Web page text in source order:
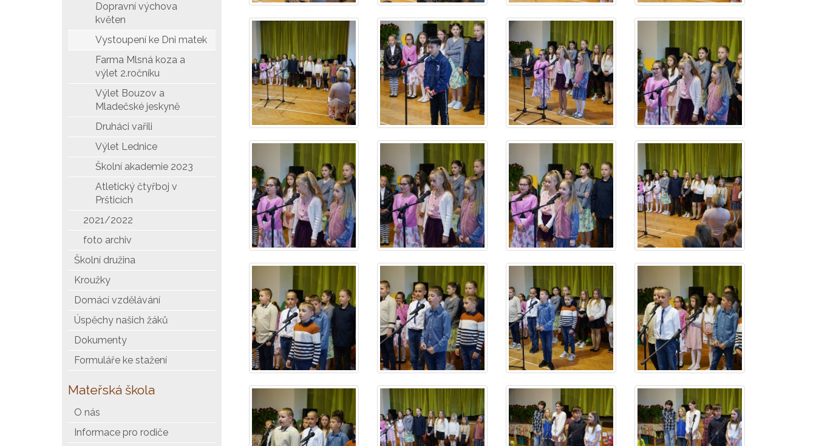
Dopravní výchova
květen
Vystoupení ke Dni matek
Farma Mlsná koza a
výlet 2.ročníku
Výlet Bouzov a
Mladečské jeskyně
Druháci vařili
Výlet Lednice
Školní akademie 2023
Atletický čtyřboj v
Pršticích
2021/2022
foto archiv
Školní družina
Kroužky
Domácí vzdělávání
Úspěchy našich žáků
Dokumenty
Formuláře ke stažení
Mateřská škola
O nás
Informace pro rodiče